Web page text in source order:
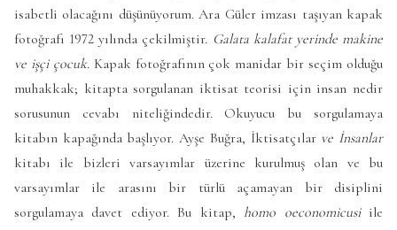
isabetli olacağını düşünüyorum. Ara Güler imzası taşıyan kapak
fotoğrafı 1972 yılında çekilmiştir. Galata kalafat yerinde makine
ve işçi çocuk. Kapak fotoğrafının çok manidar bir seçim olduğu
muhakkak; kitapta sorgulanan iktisat teorisi için insan nedir
sorusunun cevabı niteliğindedir. Okuyucu bu sorgulamaya
kitabın kapağında başlıyor. Ayşe Buğra, İktisatçılarve İnsanlar
kitabı ile bizleri varsayımlar üzerine kurulmuş olan ve bu
varsayımlar ile arasını bir türlü açamayan bir disiplini
sorgulamaya davet ediyor. Bu kitap,homo oeconomicusiile